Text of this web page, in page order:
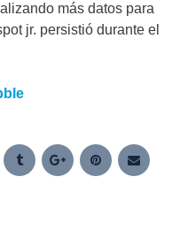
más datos para
jr. persistió durante el